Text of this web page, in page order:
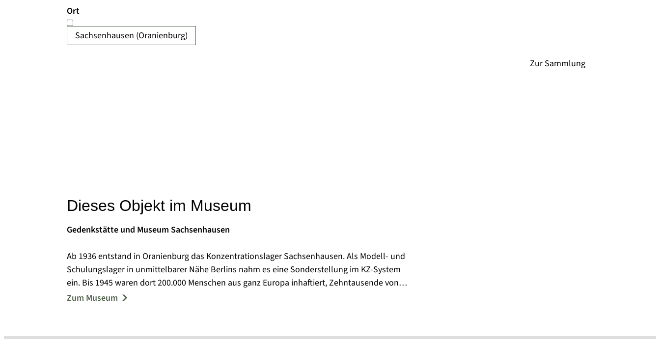
Ort
Sachsenhausen (Oranienburg)
Dieses Objekt im Museum
Gedenkstätte und Museum Sachsenhausen
Ab 1936 entstand in Oranienburg das Konzentrationslager Sachsenhausen. Als Modell- und
Schulungslager in unmittelbarer Nähe Berlins nahm es eine Sonderstellung im KZ-System
ein. Bis 1945 waren dort 200.000 Menschen aus ganz Europa inhaftiert, Zehntausende von
ihnen wurden ermordet oder starben aufgrund der unmenschlichen Behandlung.
Menschen inhaftiert, mindestens 12.000 von ihnen starben an Hunger und Krankheit.
Zum Museum